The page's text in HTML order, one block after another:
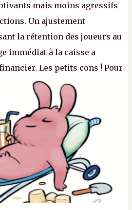
mais moins agressifs
Un ajustement
la rétention des joueurs au
immédiat à la caisse a
Les petits cons ! Pour
Baszucki peut compter
en Russie et l'explosion des
%). L'avenir appartient donc
jamais que des enfants
P.